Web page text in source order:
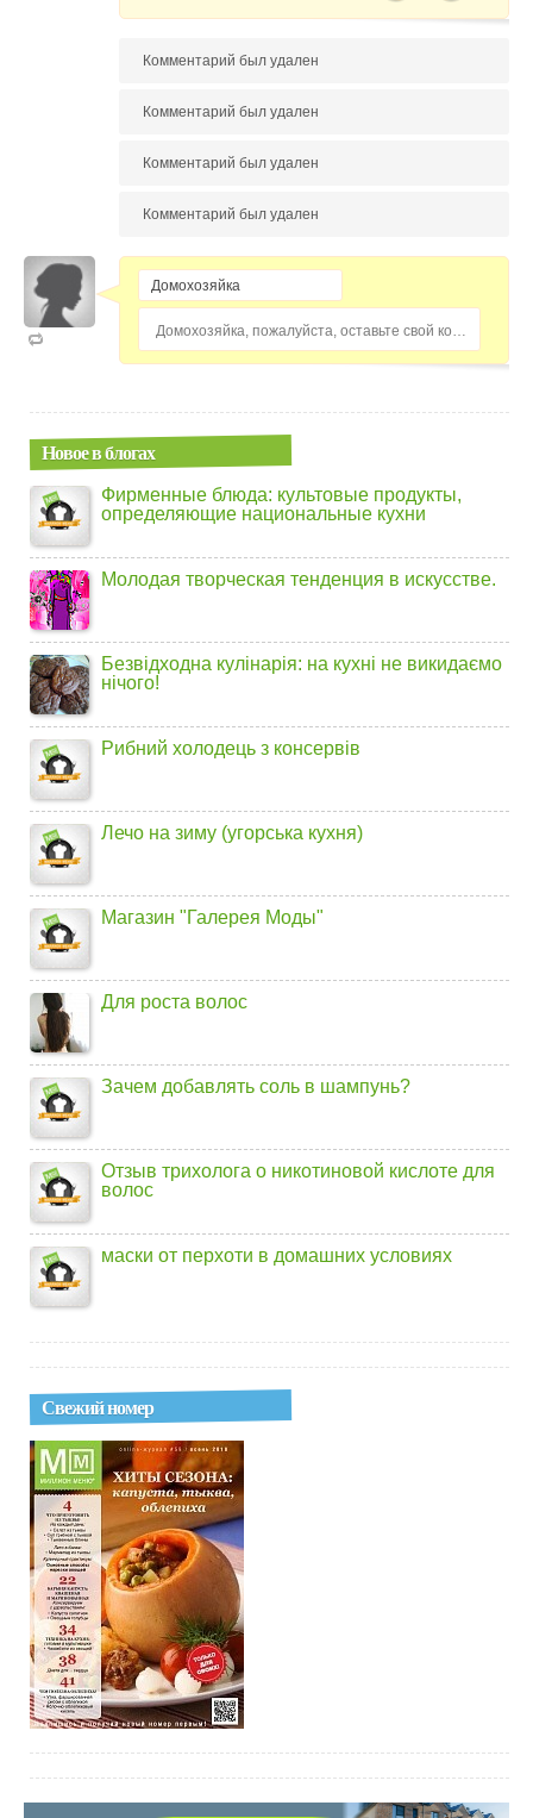
Комментарий был удален
Комментарий был удален
Комментарий был удален
Комментарий был удален
Домохозяйка, пожалуйста, оставьте свой комментарий...
Новое в блогах
Фирменные блюда: культовые продукты,
определяющие национальные кухни
Молодая творческая тенденция в искусстве.
Безвідходна кулінарія: на кухні не викидаємо
нічого!
Рибний холодець з консервів
Лечо на зиму (угорська кухня)
Магазин "Галерея Моды"
Для роста волос
Зачем добавлять соль в шампунь?
Отзыв трихолога о никотиновой кислоте для
волос
маски от перхоти в домашних условиях
Свежий номер